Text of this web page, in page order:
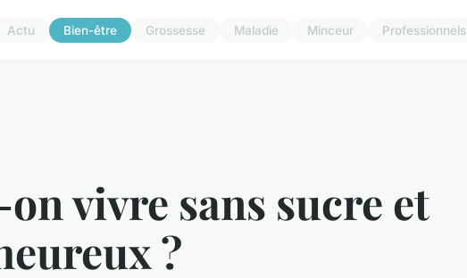
Actu Bien-être Grossesse Maladie Minceur Professionnels
vivre sans sucre et
?